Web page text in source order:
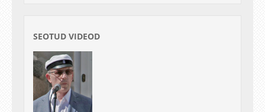
SEOTUD VIDEOD